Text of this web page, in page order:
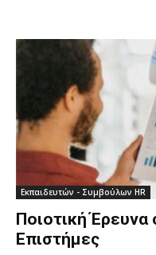
Εκπαιδευτών - Συμβούλων HR
Ποιοτική Έρευνα
Επιστήμες